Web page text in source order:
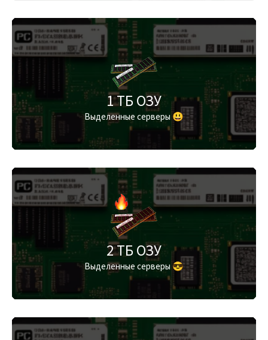
1 ТБ ОЗУ
Выделенные серверы 😃
2 ТБ ОЗУ
Выделенные серверы 😎